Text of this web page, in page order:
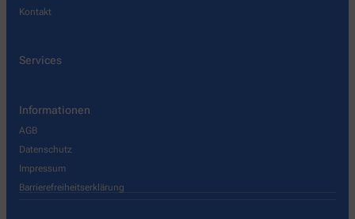
Kontakt
Services
Informationen
AGB
Datenschutz
Impressum
Barrierefreiheitserklärung